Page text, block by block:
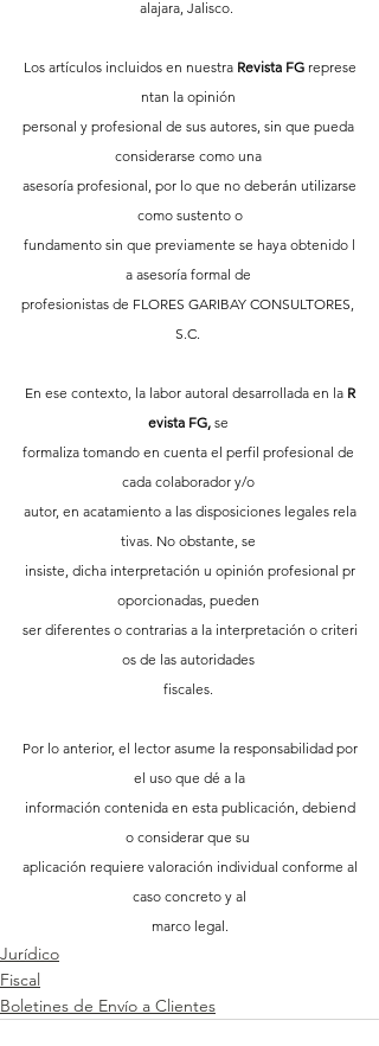
alajara, Jalisco.
Los artículos incluidos en nuestra Revista FG represe
ntan la opinión
personal y profesional de sus autores, sin que pueda
considerarse como una
asesoría profesional, por lo que no deberán utilizarse
como sustento o
fundamento sin que previamente se haya obtenido l
a asesoría formal de
profesionistas de FLORES GARIBAY CONSULTORES,
S.C.
En ese contexto, la labor autoral desarrollada en la R
evista FG, se
formaliza tomando en cuenta el perfil profesional de
cada colaborador y/o
autor, en acatamiento a las disposiciones legales rela
tivas. No obstante, se
insiste, dicha interpretación u opinión profesional pr
oporcionadas, pueden
ser diferentes o contrarias a la interpretación o criteri
os de las autoridades
fiscales.
Por lo anterior, el lector asume la responsabilidad por
el uso que dé a la
información contenida en esta publicación, debiend
o considerar que su
aplicación requiere valoración individual conforme al
caso concreto y al
marco legal.
Jurídico
Fiscal
Boletines de Envío a Clientes